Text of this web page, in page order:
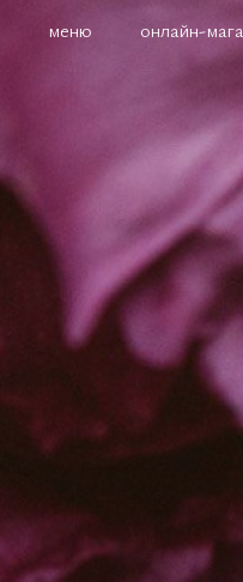
меню онлайн-